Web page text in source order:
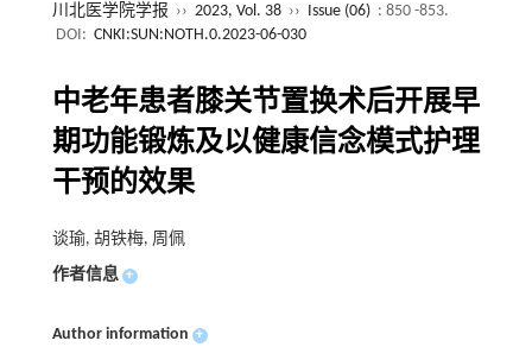
川北医学院学报 ›› 2023, Vol. 38 ›› Issue (06) : 850 -853.
DOI: CNKI:SUN:NOTH.0.2023-06-030
中老年患者膝关节置换术后开展早
期功能锻炼及以健康信念模式护理
干预的效果
谈瑜, 胡铁梅, 周佩
作者信息 +
Author information +